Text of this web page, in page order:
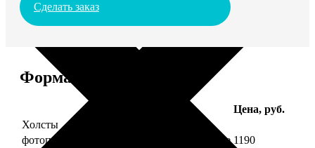
Сделать заказ
Форматы и цены
Цена, руб.
Холсты
фотопечать на холсте 20х20 на подрамнике 1190